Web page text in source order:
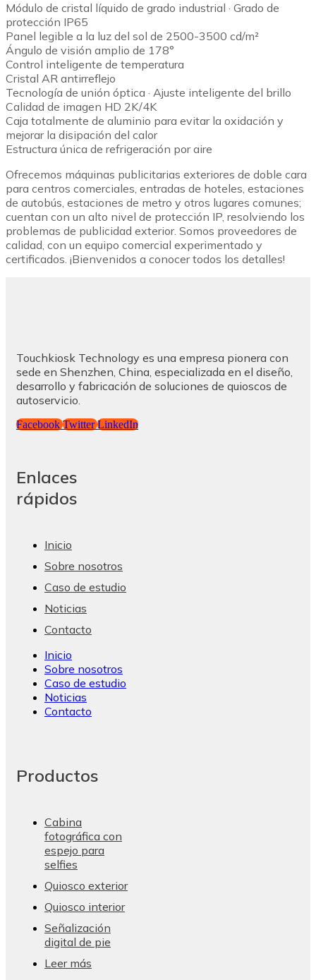
Módulo de cristal líquido de grado industrial · Grado de
protección IP65
Panel legible a la luz del sol de 2500-3500 cd/m²
Ángulo de visión amplio de 178°
Control inteligente de temperatura
Cristal AR antirreflejo
Tecnología de unión óptica · Ajuste inteligente del brillo
Calidad de imagen HD 2K/4K
Caja totalmente de aluminio para evitar la oxidación y
mejorar la disipación del calor
Estructura única de refrigeración por aire
Ofrecemos máquinas publicitarias exteriores de doble cara
para centros comerciales, entradas de hoteles, estaciones
de autobús, estaciones de metro y otros lugares comunes;
cuentan con un alto nivel de protección IP, resolviendo los
problemas de publicidad exterior. Somos proveedores de
calidad, con un equipo comercial experimentado y
certificados. ¡Bienvenidos a conocer todos los detalles!
Touchkiosk Technology es una empresa pionera con
sede en Shenzhen, China, especializada en el diseño,
desarrollo y fabricación de soluciones de quioscos de
autoservicio.
Facebook Twitter LinkedIn
Enlaces
rápidos
Inicio
Sobre nosotros
Caso de estudio
Noticias
Contacto
Inicio
Sobre nosotros
Caso de estudio
Noticias
Contacto
Productos
Cabina
fotográfica con
espejo para
selfies
Quiosco exterior
Quiosco interior
Señalización
digital de pie
Leer más